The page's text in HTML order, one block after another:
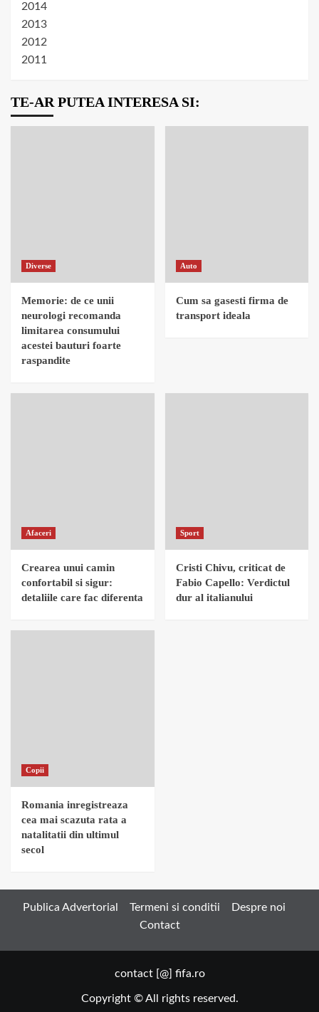
2014
2013
2012
2011
TE-AR PUTEA INTERESA SI:
Diverse
Memorie: de ce unii
neurologi recomanda
limitarea consumului
acestei bauturi foarte
raspandite
Auto
Cum sa gasesti firma de
transport ideala
Afaceri
Crearea unui camin
confortabil si sigur:
detaliile care fac diferenta
Sport
Cristi Chivu, criticat de
Fabio Capello: Verdictul
dur al italianului
Copii
Romania inregistreaza
cea mai scazuta rata a
natalitatii din ultimul
secol
Publica Advertorial Termeni si conditii
Despre noi
Contact
contact [@] fifa.ro
Copyright © All rights reserved.